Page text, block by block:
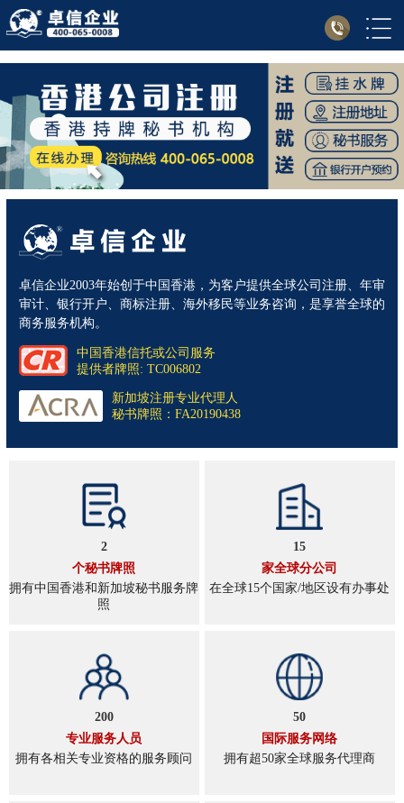
卓信企业2003年始创于中国香港，为客户提供全球公司注册、年审
审计、银行开户、商标注册、海外移民等业务咨询，是享誉全球的
商务服务机构。
中国香港信托或公司服务
提供者牌照: TC006802
新加坡注册专业代理人
秘书牌照：FA20190438
2
个秘书牌照
拥有中国香港和新加坡秘书服务牌
照
15
家全球分公司
在全球15个国家/地区设有办事处
200
专业服务人员
拥有各相关专业资格的服务顾问
50
国际服务网络
拥有超50家全球服务代理商